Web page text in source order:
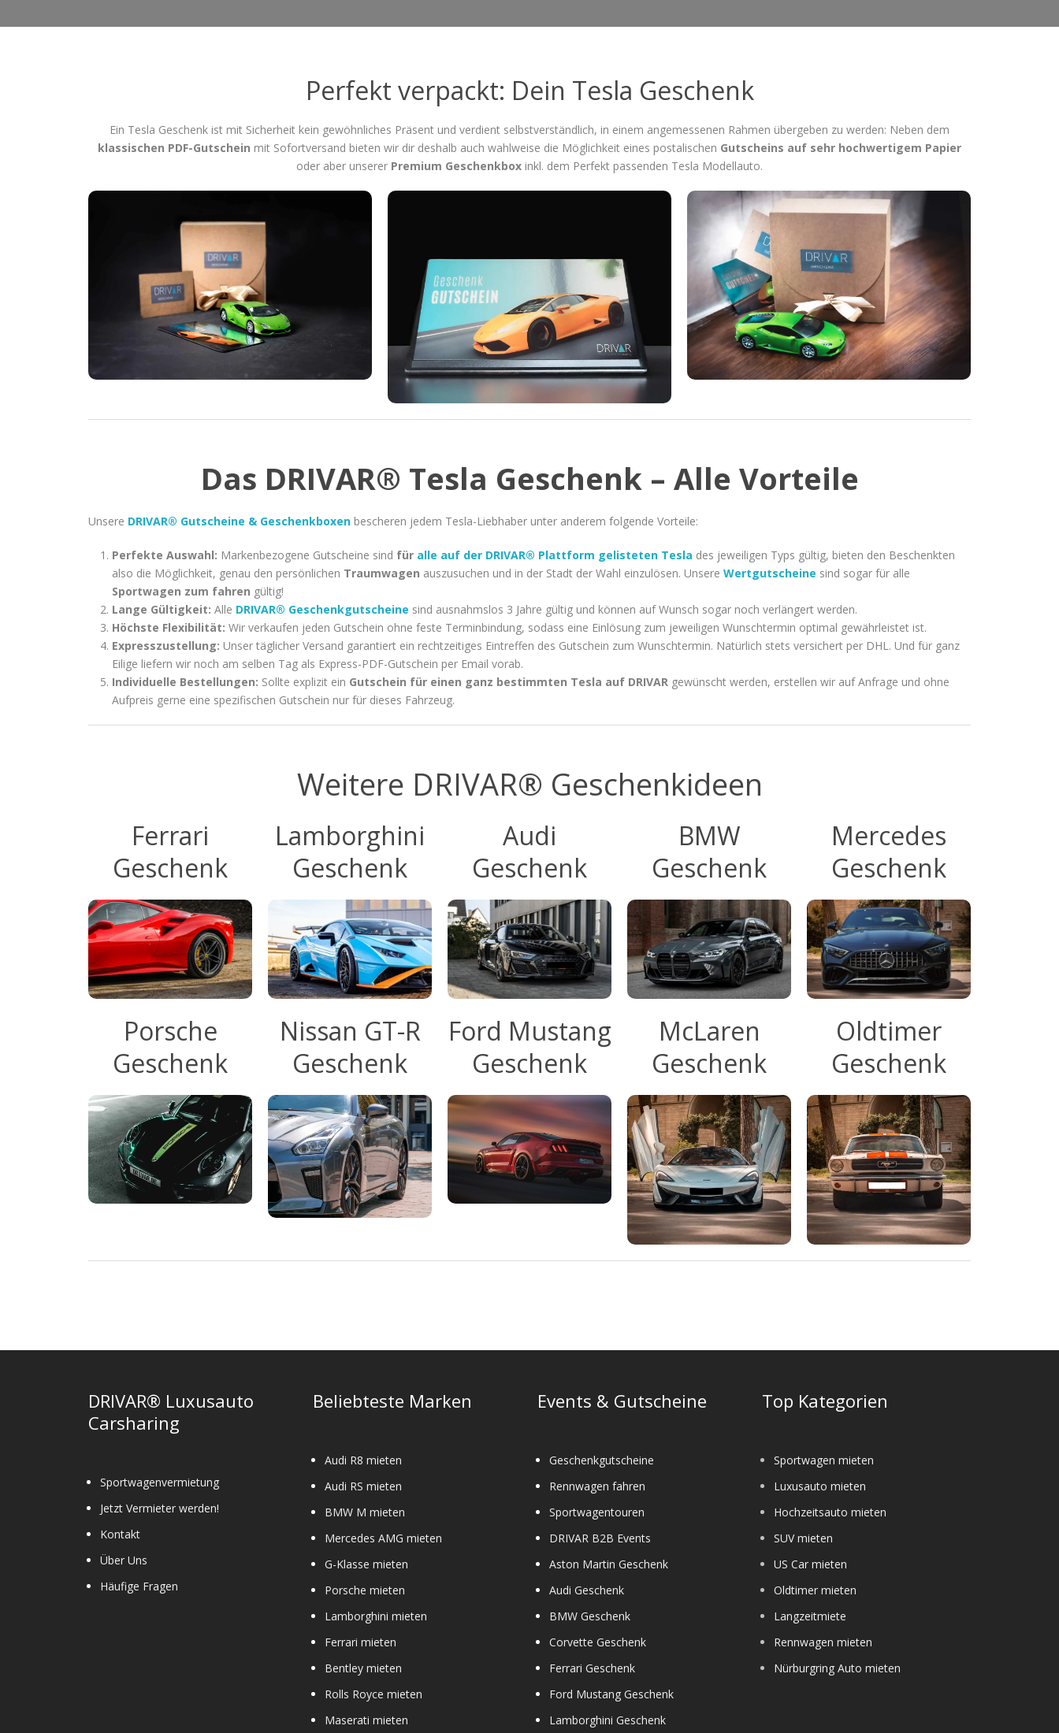
Perfekt verpackt: Dein Tesla Geschenk
Ein Tesla Geschenk ist mit Sicherheit kein gewöhnliches Präsent und verdient selbstverständlich, in einem angemessenen Rahmen übergeben zu werden: Neben dem
klassischen PDF-Gutschein mit Sofortversand bieten wir dir deshalb auch wahlweise die Möglichkeit eines postalischen Gutscheins auf sehr hochwertigem Papier
oder aber unserer Premium Geschenkbox inkl. dem Perfekt passenden Tesla Modellauto.
Das DRIVAR® Tesla Geschenk – Alle Vorteile
Unsere DRIVAR® Gutscheine & Geschenkboxen bescheren jedem Tesla-Liebhaber unter anderem folgende Vorteile:
Perfekte Auswahl: Markenbezogene Gutscheine sind für alle auf der DRIVAR® Plattform gelisteten Tesla des jeweiligen Typs gültig, bieten den Beschenkten
also die Möglichkeit, genau den persönlichen Traumwagen auszusuchen und in der Stadt der Wahl einzulösen. Unsere Wertgutscheine sind sogar für alle
Sportwagen zum fahren gültig!
Lange Gültigkeit: Alle DRIVAR® Geschenkgutscheine sind ausnahmslos 3 Jahre gültig und können auf Wunsch sogar noch verlängert werden.
Höchste Flexibilität: Wir verkaufen jeden Gutschein ohne feste Terminbindung, sodass eine Einlösung zum jeweiligen Wunschtermin optimal gewährleistet ist.
Expresszustellung: Unser täglicher Versand garantiert ein rechtzeitiges Eintreffen des Gutschein zum Wunschtermin. Natürlich stets versichert per DHL. Und für ganz
Eilige liefern wir noch am selben Tag als Express-PDF-Gutschein per Email vorab.
Individuelle Bestellungen: Sollte explizit ein Gutschein für einen ganz bestimmten Tesla auf DRIVAR gewünscht werden, erstellen wir auf Anfrage und ohne
Aufpreis gerne eine spezifischen Gutschein nur für dieses Fahrzeug.
Weitere DRIVAR® Geschenkideen
Ferrari
Geschenk
Lamborghini
Geschenk
Audi
Geschenk
BMW
Geschenk
Mercedes
Geschenk
Porsche
Geschenk
Nissan GT-R
Geschenk
Ford Mustang
Geschenk
McLaren
Geschenk
Oldtimer
Geschenk
DRIVAR® Luxusauto
Carsharing
Sportwagenvermietung
Jetzt Vermieter werden!
Kontakt
Über Uns
Häufige Fragen
Beliebteste Marken
Audi R8 mieten
Audi RS mieten
BMW M mieten
Mercedes AMG mieten
G-Klasse mieten
Porsche mieten
Lamborghini mieten
Ferrari mieten
Bentley mieten
Rolls Royce mieten
Maserati mieten
Events & Gutscheine
Geschenkgutscheine
Rennwagen fahren
Sportwagentouren
DRIVAR B2B Events
Aston Martin Geschenk
Audi Geschenk
BMW Geschenk
Corvette Geschenk
Ferrari Geschenk
Ford Mustang Geschenk
Lamborghini Geschenk
Top Kategorien
Sportwagen mieten
Luxusauto mieten
Hochzeitsauto mieten
SUV mieten
US Car mieten
Oldtimer mieten
Langzeitmiete
Rennwagen mieten
Nürburgring Auto mieten